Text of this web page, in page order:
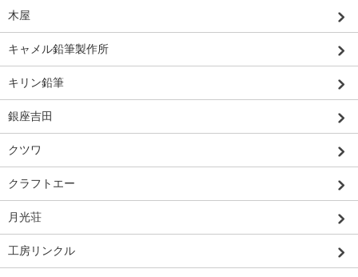
木屋
キャメル鉛筆製作所
キリン鉛筆
銀座吉田
クツワ
クラフトエー
月光荘
工房リンクル